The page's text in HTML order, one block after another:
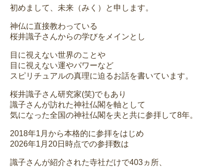
初めまして、未来（みく）と申します。
神仏に直接教わっている
桜井識子さんからの学びをメインとし
目に視えない世界のことや
目に視えない運やパワーなど
スピリチュアルの真理に迫るお話を書いています。
桜井識子さん研究家(笑)でもあり
識子さんが訪れた神社仏閣を軸として
気になった全国の神社仏閣を夫と共に参拝して8年。
2018年1月から本格的に参拝をはじめ
2026年1月20日時点での参拝数は
識子さんが紹介された寺社だけで403ヵ所、